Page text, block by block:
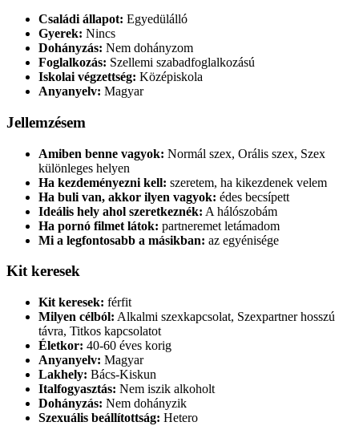
Családi állapot: Egyedülálló
Gyerek: Nincs
Dohányzás: Nem dohányzom
Foglalkozás: Szellemi szabadfoglalkozású
Iskolai végzettség: Középiskola
Anyanyelv: Magyar
Jellemzésem
Amiben benne vagyok: Normál szex, Orális szex, Szex
különleges helyen
Ha kezdeményezni kell: szeretem, ha kikezdenek velem
Ha buli van, akkor ilyen vagyok: édes becsípett
Ideális hely ahol szeretkeznék: A hálószobám
Ha pornó filmet látok: partneremet letámadom
Mi a legfontosabb a másikban: az egyénisége
Kit keresek
Kit keresek: férfit
Milyen célból: Alkalmi szexkapcsolat, Szexpartner hosszú
távra, Titkos kapcsolatot
Életkor: 40-60 éves korig
Anyanyelv: Magyar
Lakhely: Bács-Kiskun
Italfogyasztás: Nem iszik alkoholt
Dohányzás: Nem dohányzik
Szexuális beállítottság: Hetero